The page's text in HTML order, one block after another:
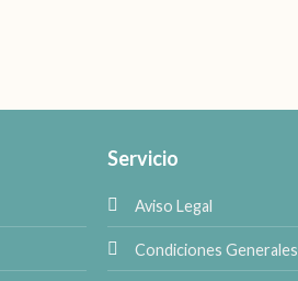
Servicio
Aviso Legal
Condiciones Generales